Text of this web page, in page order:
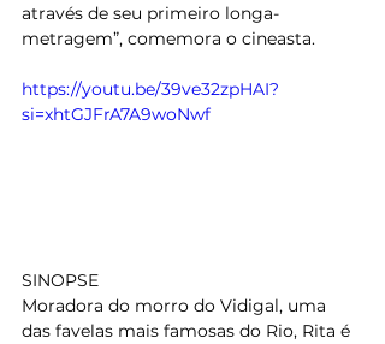
através de seu primeiro longa-
metragem”, comemora o cineasta.
https://youtu.be/39ve32zpHAI?
si=xhtGJFrA7A9woNwf
SINOPSE
Moradora do morro do Vidigal, uma
das favelas mais famosas do Rio, Rita é